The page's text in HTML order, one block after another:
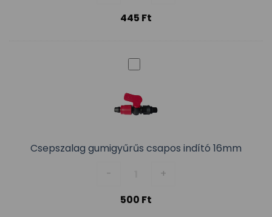
445 Ft
Csepszalag gumigyűrűs csapos indító 16mm
-
Csepszalag gumigyűrűs
+
500 Ft